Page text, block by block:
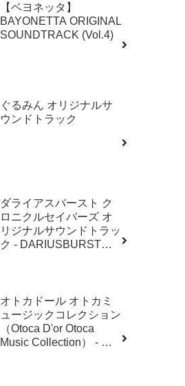
【ベヨネッタ】
BAYONETTA ORIGINAL
SOUNDTRACK (Vol.4)
ぐるみん オリジナルサ
ウンドトラック
ダライアスバースト ク
ロニクルセイバーズ オ
リジナルサウンドトラッ
ク - DARIUSBURST
オトカドール オトカミ
ュージックコレクション
（Otoca D'or Otoca
Music Collection） - 村